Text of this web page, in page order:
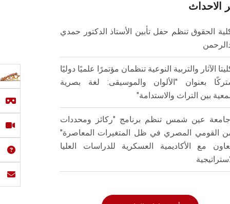
الاحداث
الحقوق تنظم حفل تأبين الأستاذ الدكتور حمدي
الآثار والتربية النوعية تنظمان مؤتمرًا علميًا دوليًا
بعنوان "الألوان والموسيقى: لغة بصرية
بين التراث والاستدامة"
جامعة عين شمس تنظم برنامج "ركائز ومحددات
القومي المصري في ظل المتغيرات المعاصرة"
مع الأكاديمية العسكرية للدراسات العليا